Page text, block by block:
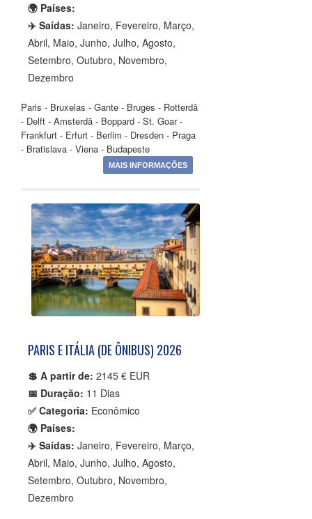
🌍 Países:
✈️ Saídas: Janeiro, Fevereiro, Março,
Abril, Maio, Junho, Julho, Agosto,
Setembro, Outubro, Novembro,
Dezembro
Paris - Bruxelas - Gante - Bruges - Rotterdã
- Delft - Amsterdã - Boppard - St. Goar -
Frankfurt - Erfurt - Berlim - Dresden - Praga
- Bratislava - Viena - Budapeste
MAIS INFORMAÇÕES
PARIS E ITÁLIA (DE ÔNIBUS) 2026
💲 A partir de: 2145 € EUR
📅 Duração: 11 Dias
✅ Categoria: Econômico
🌍 Países:
✈️ Saídas: Janeiro, Fevereiro, Março,
Abril, Maio, Junho, Julho, Agosto,
Setembro, Outubro, Novembro,
Dezembro